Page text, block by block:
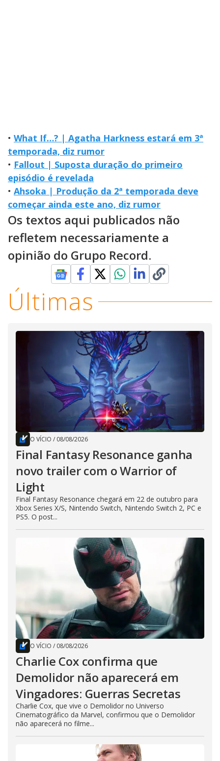
• What If…? | Agatha Harkness estará em 3ª
temporada, diz rumor
• Fallout | Suposta duração do primeiro
episódio é revelada
• Ahsoka | Produção da 2ª temporada deve
começar ainda este ano, diz rumor
Os textos aqui publicados não
refletem necessariamente a
opinião do Grupo Record.
Últimas
O VÍCIO / 08/08/2026
Final Fantasy Resonance ganha
novo trailer com o Warrior of
Light
Final Fantasy Resonance chegará em 22 de outubro para
Xbox Series X/S, Nintendo Switch, Nintendo Switch 2, PC e
PS5. O post...
O VÍCIO / 08/08/2026
Charlie Cox confirma que
Demolidor não aparecerá em
Vingadores: Guerras Secretas
Charlie Cox, que vive o Demolidor no Universo
Cinematográfico da Marvel, confirmou que o Demolidor
não aparecerá no filme...